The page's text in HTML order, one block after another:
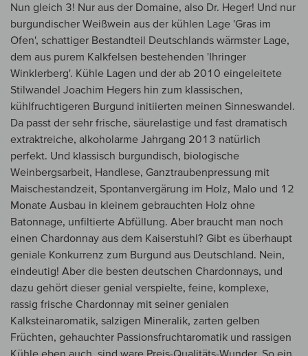
Nun gleich 3! Nur aus der Domaine, also Dr. Heger! Und nur
burgundischer Weißwein aus der kühlen Lage 'Gras im
Ofen', schattiger Bestandteil Deutschlands wärmster Lage,
dem aus purem Kalkfelsen bestehenden 'Ihringer
Winklerberg'. Kühle Lagen und der ab 2010 eingeleitete
Stilwandel Joachim Hegers hin zum klassischen,
kühlfruchtigeren Burgund initiierten meinen Sinneswandel.
Da passt der sehr frische, säurelastige und fast dramatisch
extraktreiche, alkoholarme Jahrgang 2013 natürlich
perfekt. Und klassisch burgundisch, biologische
Weinbergsarbeit, Handlese, Ganztraubenpressung mit
Maischestandzeit, Spontanvergärung im Holz, Malo und 12
Monate Ausbau in kleinem gebrauchten Holz ohne
Batonnage, unfiltierte Abfüllung. Aber braucht man noch
einen Chardonnay aus dem Kaiserstuhl? Gibt es überhaupt
geniale Konkurrenz zum Burgund aus Deutschland. Nein,
eindeutig! Aber die besten deutschen Chardonnays, und
dazu gehört dieser genial verspielte, feine, komplexe,
rassig frische Chardonnay mit seiner genialen
Kalksteinaromatik, salzigen Mineralik, zarten gelben
Früchten, gehauchter Passionsfruchtaromatik und rassigen
Kühle eben auch, sind ware Preis-Qualitäts-Wunder. So ein